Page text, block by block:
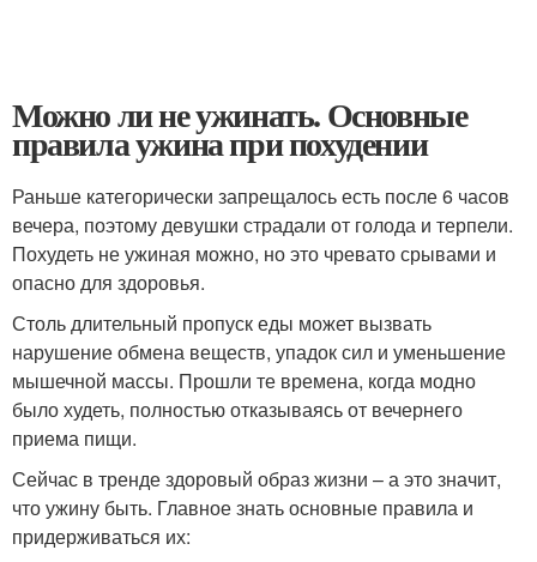
Можно ли не ужинать. Основные
правила ужина при похудении
Раньше категорически запрещалось есть после 6 часов
вечера, поэтому девушки страдали от голода и терпели.
Похудеть не ужиная можно, но это чревато срывами и
опасно для здоровья.
Столь длительный пропуск еды может вызвать
нарушение обмена веществ, упадок сил и уменьшение
мышечной массы. Прошли те времена, когда модно
было худеть, полностью отказываясь от вечернего
приема пищи.
Сейчас в тренде здоровый образ жизни – а это значит,
что ужину быть. Главное знать основные правила и
придерживаться их: